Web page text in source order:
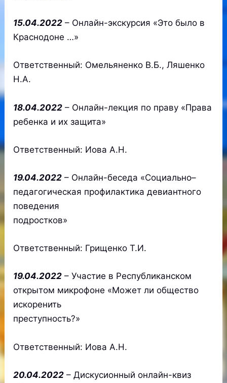
15.04.2022 – Онлайн-экскурсия «Это было в
Краснодоне …»
Ответственный: Омельяненко В.Б., Ляшенко
Н.А.
18.04.2022 – Онлайн-лекция по праву «Права
ребенка и их защита»
Ответственный: Иова А.Н.
19.04.2022 – Онлайн-беседа «Социально–
педагогическая профилактика девиантного
поведения
подростков»
Ответственный: Грищенко Т.И.
19.04.2022 – Участие в Республиканском
открытом микрофоне «Может ли общество
искоренить
преступность?»
Ответственный: Иова А.Н.
20.04.2022 – Дискусионный онлайн-квиз